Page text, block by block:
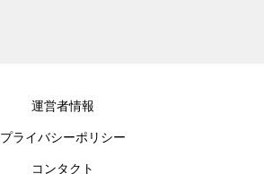
運営者情報
プライバシーポリシー
コンタクト